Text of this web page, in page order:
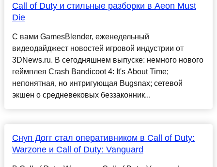
Call of Duty и стильные разборки в Aeon Must
Die
С вами GamesBlender, еженедельный
видеодайджест новостей игровой индустрии от
3DNews.ru. В сегодняшнем выпуске: немного нового
геймплея Crash Bandicoot 4: It's About Time;
непонятная, но интригующая Bugsnax; сетевой
экшен о средневековых беззаконник...
Снуп Догг стал оперативником в Call of Duty:
Warzone и Call of Duty: Vanguard